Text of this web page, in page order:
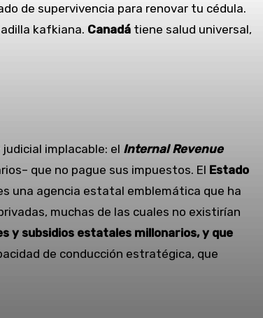
de supervivencia para renovar tu cédula.
kafkiana. Canadá tiene salud universal,
implacable: el Internal Revenue
que no pague sus impuestos. El Estado
una agencia estatal emblemática que ha
muchas de las cuales no existirían
y subsidios estatales millonarios, y que
de conducción estratégica, que